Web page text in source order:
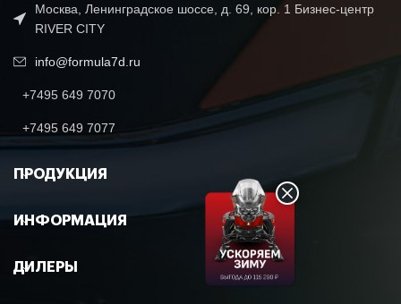
Москва, Ленинградское шоссе, д. 69, кор. 1 Бизнес-центр
RIVER CITY
info@formula7d.ru
+7495 649 7070
+7495 649 7077
ПРОДУКЦИЯ
ИНФОРМАЦИЯ
ДИЛЕРЫ